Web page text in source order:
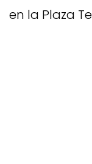
en la Plaza